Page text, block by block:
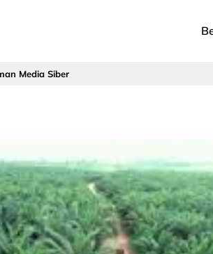
Media Siber